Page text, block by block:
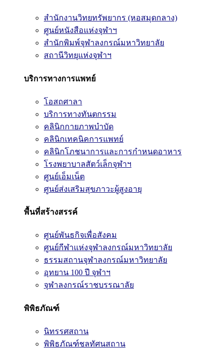
สำนักงานวิทยทรัพยากร (หอสมุดกลาง)
ศูนย์หนังสือแห่งจุฬาฯ
สำนักพิมพ์จุฬาลงกรณ์มหาวิทยาลัย
สถานีวิทยุแห่งจุฬาฯ
บริการทางการแพทย์
โอสถศาลา
บริการทางทันตกรรม
คลินิกกายภาพบำบัด
คลินิกเทคนิคการแพทย์
คลินิกโภชนาการและการกำหนดอาหาร
โรงพยาบาลสัตว์เล็กจุฬาฯ
ศูนย์เอ็มเน็ต
ศูนย์ส่งเสริมสุขภาวะผู้สูงอายุ
พื้นที่สร้างสรรค์
ศูนย์พันธกิจเพื่อสังคม
ศูนย์กีฬาแห่งจุฬาลงกรณ์มหาวิทยาลัย
ธรรมสถานจุฬาลงกรณ์มหาวิทยาลัย
อุทยาน 100 ปี จุฬาฯ
จุฬาลงกรณ์ราชบรรณาลัย
พิพิธภัณฑ์
นิทรรศสถาน
พิพิธภัณฑ์ชลทัศนสถาน